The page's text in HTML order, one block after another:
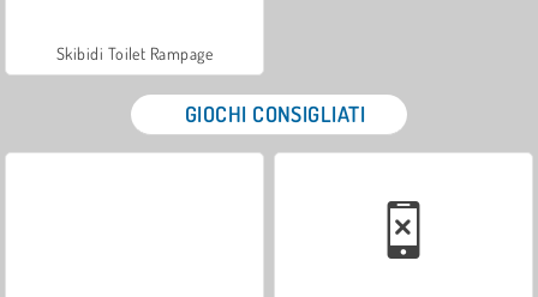
Skibidi Toilet Rampage
GIOCHI CONSIGLIATI